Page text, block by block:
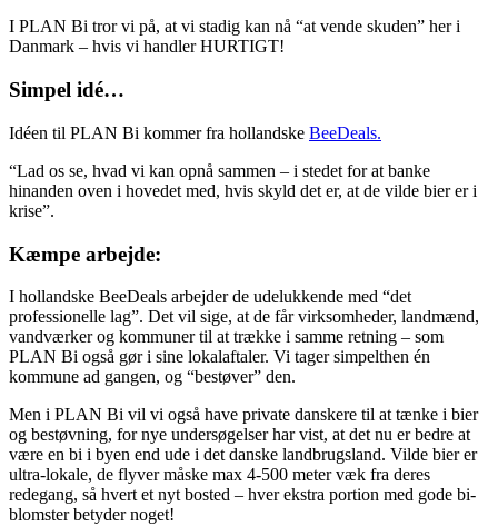
I PLAN Bi tror vi på, at vi stadig kan nå “at vende skuden” her i
Danmark – hvis vi handler HURTIGT!
Simpel idé…
Idéen til PLAN Bi kommer fra hollandske BeeDeals.
“Lad os se, hvad vi kan opnå sammen – i stedet for at banke
hinanden oven i hovedet med, hvis skyld det er, at de vilde bier er i
krise”.
Kæmpe arbejde:
I hollandske BeeDeals arbejder de udelukkende med “det
professionelle lag”. Det vil sige, at de får virksomheder, landmænd,
vandværker og kommuner til at trække i samme retning – som
PLAN Bi også gør i sine lokalaftaler. Vi tager simpelthen én
kommune ad gangen, og “bestøver” den.
Men i PLAN Bi vil vi også have private danskere til at tænke i bier
og bestøvning, for nye undersøgelser har vist, at det nu er bedre at
være en bi i byen end ude i det danske landbrugsland. Vilde bier er
ultra-lokale, de flyver måske max 4-500 meter væk fra deres
redegang, så hvert et nyt bosted – hver ekstra portion med gode bi-
blomster betyder noget!